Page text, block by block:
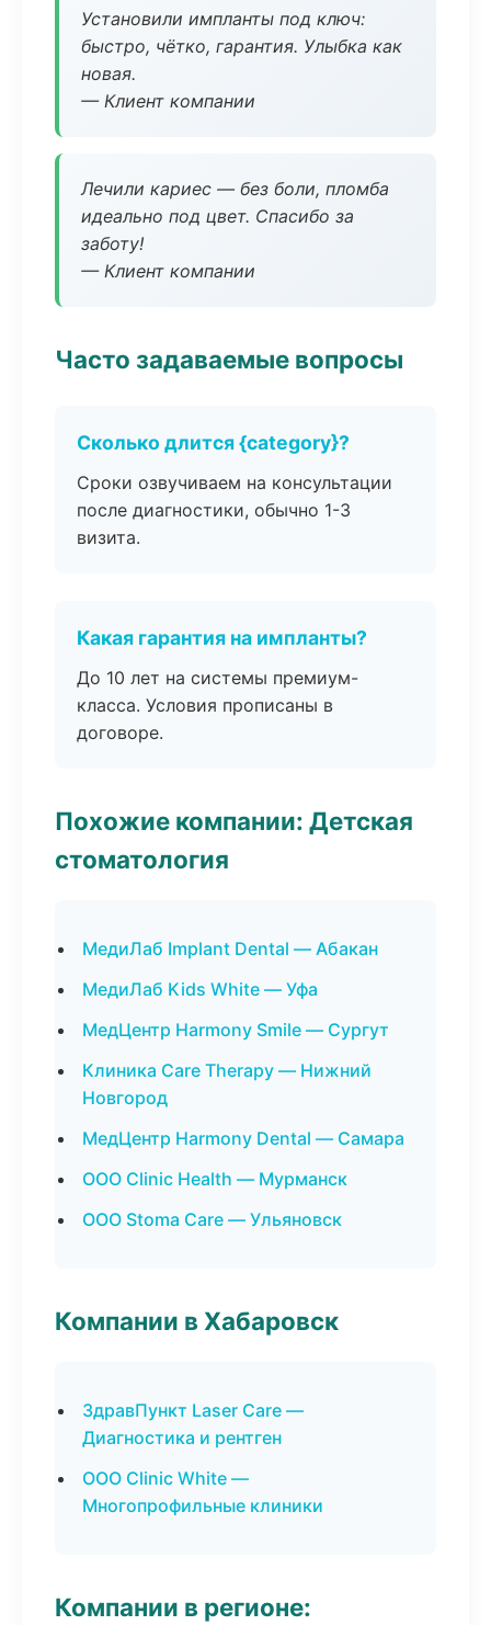
Установили импланты под ключ:
быстро, чётко, гарантия. Улыбка как
новая.
— Клиент компании
Лечили кариес — без боли, пломба
идеально под цвет. Спасибо за
заботу!
— Клиент компании
Часто задаваемые вопросы
Сколько длится {category}?
Сроки озвучиваем на консультации
после диагностики, обычно 1-3
визита.
Какая гарантия на импланты?
До 10 лет на системы премиум-
класса. Условия прописаны в
договоре.
Похожие компании: Детская
стоматология
МедиЛаб Implant Dental — Абакан
МедиЛаб Kids White — Уфа
МедЦентр Harmony Smile — Сургут
Клиника Care Therapy — Нижний
Новгород
МедЦентр Harmony Dental — Самара
ООО Clinic Health — Мурманск
ООО Stoma Care — Ульяновск
Компании в Хабаровск
ЗдравПункт Laser Care —
Диагностика и рентген
ООО Clinic White —
Многопрофильные клиники
Компании в регионе: